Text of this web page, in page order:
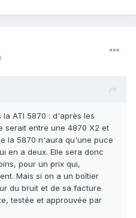
ATI 5870 : d'après les
serait entre une 4870 X2 et
la 5870 n'aura qu'une puce
en a deux. Elle sera donc
pour un prix qui,
Mais si on a un boîtier
du bruit et de sa facture
testée et approuvée par